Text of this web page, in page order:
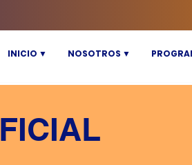
INICIO ▼ NOSOTROS ▼